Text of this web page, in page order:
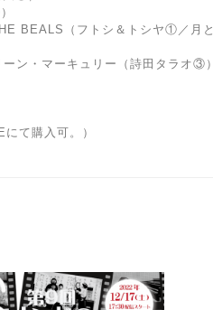
BEALS（フトシ＆トシヤ①／月と
・マーキュリー（詩田タラオ③）
て購入可。）